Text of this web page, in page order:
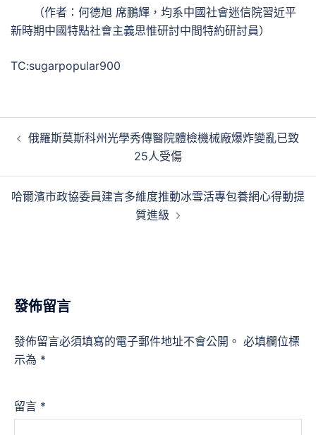
（作者：何德旭 席鵬輝，均系中國社會迷信院習近平
新時期中國特點社會主義思惟研討中間特約研討員）
TC:sugarpopular900
俄羅斯莫斯科州光學秀傳醫院體檢機械廠爆炸變亂已致
25人受傷
哈爾濱市政協委員建言多維度推動冰雪活專包養網心得動提
質進級
發佈留言
發佈留言必須填寫的電子郵件地址不會公開。 必填欄位標
示為 *
留言 *